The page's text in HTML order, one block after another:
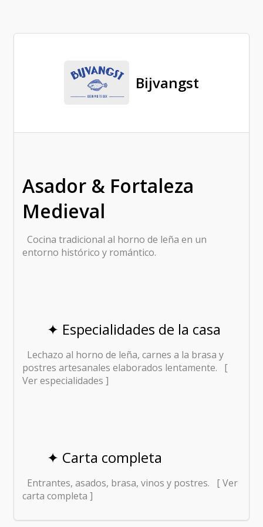
Bijvangst
Asador & Fortaleza
Medieval
Cocina tradicional al horno de leña en un
entorno histórico y romántico.
✦ Especialidades de la casa
Lechazo al horno de leña, carnes a la brasa y
postres artesanales elaborados lentamente. [
Ver especialidades ]
✦ Carta completa
Entrantes, asados, brasa, vinos y postres. [ Ver
carta completa ]